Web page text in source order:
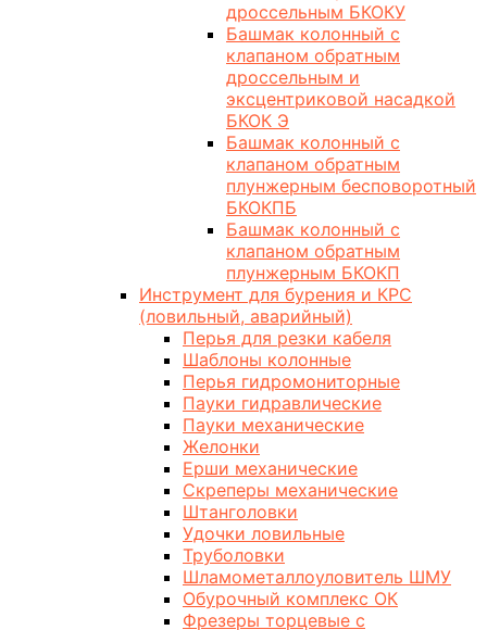
дроссельным БКОКУ
Башмак колонный с
клапаном обратным
дроссельным и
эксцентриковой насадкой
БКОК Э
Башмак колонный с
клапаном обратным
плунжерным бесповоротный
БКОКПБ
Башмак колонный с
клапаном обратным
плунжерным БКОКП
Инструмент для бурения и КРС
(ловильный, аварийный)
Перья для резки кабеля
Шаблоны колонные
Перья гидромониторные
Пауки гидравлические
Пауки механические
Желонки
Ерши механические
Скреперы механические
Штанголовки
Удочки ловильные
Труболовки
Шламометаллоуловитель ШМУ
Обурочный комплекс ОК
Фрезеры торцевые с